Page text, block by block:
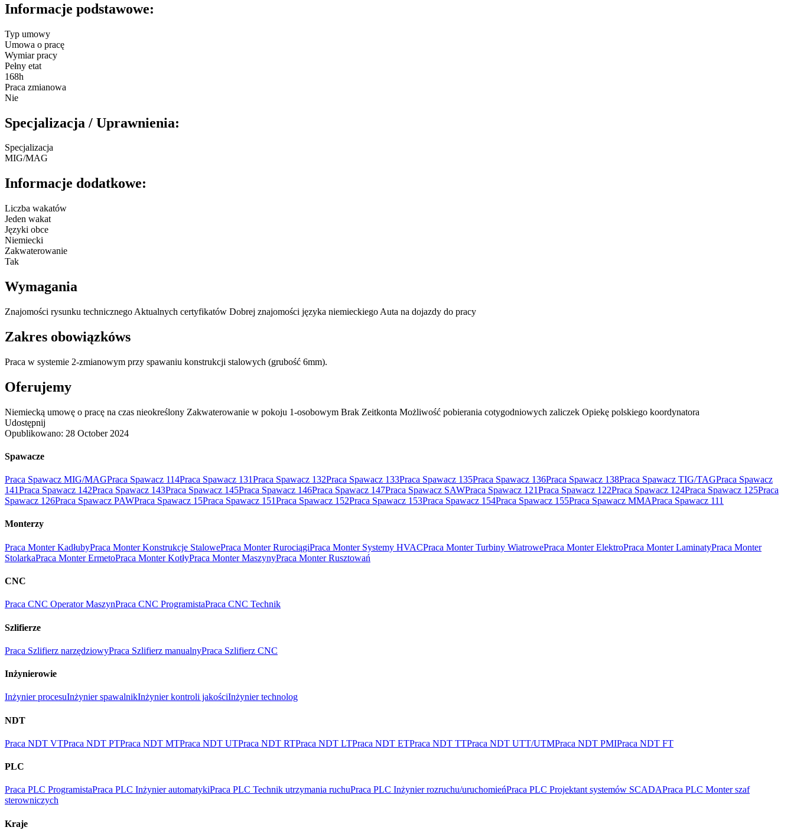
Informacje podstawowe:
Typ umowy
Umowa o pracę
Wymiar pracy
Pełny etat
168h
Praca zmianowa
Nie
Specjalizacja / Uprawnienia:
Specjalizacja
MIG/MAG
Informacje dodatkowe:
Liczba wakatów
Jeden wakat
Języki obce
Niemiecki
Zakwaterowanie
Tak
Wymagania
Znajomości rysunku technicznego Aktualnych certyfikatów Dobrej znajomości języka niemieckiego Auta na dojazdy do pracy
Zakres obowiązkóws
Praca w systemie 2-zmianowym przy spawaniu konstrukcji stalowych (grubość 6mm).
Oferujemy
Niemiecką umowę o pracę na czas nieokreślony Zakwaterowanie w pokoju 1-osobowym Brak Zeitkonta Możliwość pobierania cotygodniowych zaliczek Opiekę polskiego koordynatora
Udostępnij
Opublikowano: 28 October 2024
Spawacze
Praca Spawacz MIG/MAGPraca Spawacz 114Praca Spawacz 131Praca Spawacz 132Praca Spawacz 133Praca Spawacz 135Praca Spawacz 136Praca Spawacz 138Praca Spawacz TIG/TAGPraca Spawacz
141Praca Spawacz 142Praca Spawacz 143Praca Spawacz 145Praca Spawacz 146Praca Spawacz 147Praca Spawacz SAWPraca Spawacz 121Praca Spawacz 122Praca Spawacz 124Praca Spawacz 125Praca
Spawacz 126Praca Spawacz PAWPraca Spawacz 15Praca Spawacz 151Praca Spawacz 152Praca Spawacz 153Praca Spawacz 154Praca Spawacz 155Praca Spawacz MMAPraca Spawacz 111
Monterzy
Praca Monter KadłubyPraca Monter Konstrukcje StalowePraca Monter RurociągiPraca Monter Systemy HVACPraca Monter Turbiny WiatrowePraca Monter ElektroPraca Monter LaminatyPraca Monter
StolarkaPraca Monter ErmetoPraca Monter KotłyPraca Monter MaszynyPraca Monter Rusztowań
CNC
Praca CNC Operator MaszynPraca CNC ProgramistaPraca CNC Technik
Szlifierze
Praca Szlifierz narzędziowyPraca Szlifierz manualnyPraca Szlifierz CNC
Inżynierowie
Inżynier procesuInżynier spawalnikInżynier kontroli jakościInżynier technolog
NDT
Praca NDT VTPraca NDT PTPraca NDT MTPraca NDT UTPraca NDT RTPraca NDT LTPraca NDT ETPraca NDT TTPraca NDT UTT/UTMPraca NDT PMIPraca NDT FT
PLC
Praca PLC ProgramistaPraca PLC Inżynier automatykiPraca PLC Technik utrzymania ruchuPraca PLC Inżynier rozruchu/uruchomieńPraca PLC Projektant systemów SCADAPraca PLC Monter szaf
sterowniczych
Kraje